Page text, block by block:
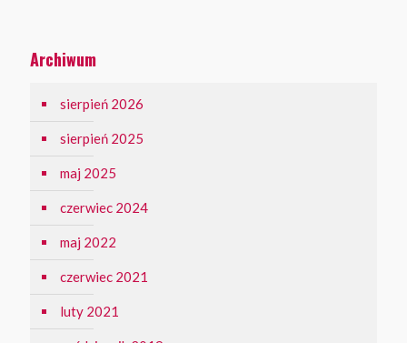
Archiwum
sierpień 2026
sierpień 2025
maj 2025
czerwiec 2024
maj 2022
czerwiec 2021
luty 2021